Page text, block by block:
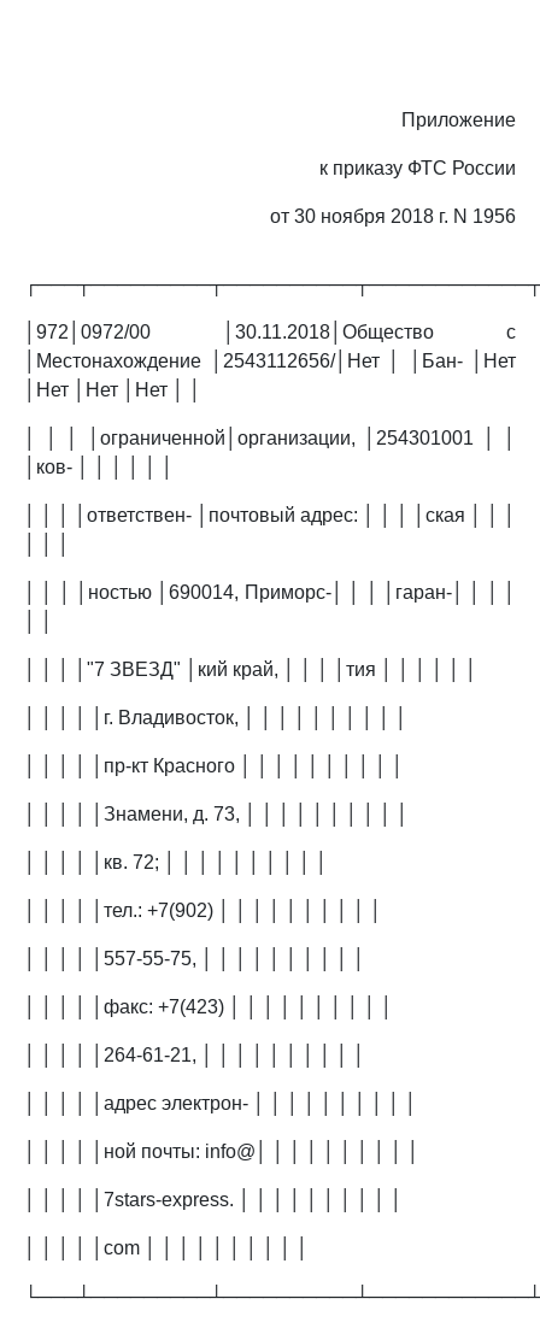
Приложение
к приказу ФТС России
от 30 ноября 2018 г. N 1956
│972│0972/00 │30.11.2018│Общество с
│Местонахождение │2543112656/│Нет │ │Бан- │Нет
│Нет │Нет │Нет │ │
│ │ │ │ограниченной│организации, │254301001 │ │
│ков- │ │ │ │ │ │
│ │ │ │ответствен- │почтовый адрес: │ │ │ │ская │ │ │
│ │ │ │ностью │690014, Приморс-│ │ │ │гаран-│ │ │ │
│ │ │ │"7 ЗВЕЗД" │кий край, │ │ │ │тия │ │ │ │ │ │
│ │ │ │ │г. Владивосток, │ │ │ │ │ │ │ │ │ │
│ │ │ │ │пр-кт Красного │ │ │ │ │ │ │ │ │ │
│ │ │ │ │Знамени, д. 73, │ │ │ │ │ │ │ │ │ │
│ │ │ │ │кв. 72; │ │ │ │ │ │ │ │ │ │
│ │ │ │ │тел.: +7(902) │ │ │ │ │ │ │ │ │ │
│ │ │ │ │557-55-75, │ │ │ │ │ │ │ │ │ │
│ │ │ │ │факс: +7(423) │ │ │ │ │ │ │ │ │ │
│ │ │ │ │264-61-21, │ │ │ │ │ │ │ │ │ │
│ │ │ │ │адрес электрон- │ │ │ │ │ │ │ │ │ │
│ │ │ │ │ной почты: info@│ │ │ │ │ │ │ │ │ │
│ │ │ │ │7stars-express. │ │ │ │ │ │ │ │ │ │
│ │ │ │ │com │ │ │ │ │ │ │ │ │ │